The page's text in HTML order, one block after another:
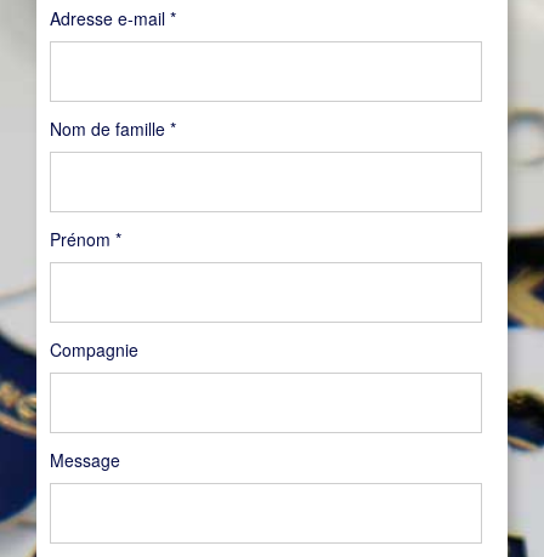
Nom de famille *
Prénom *
Compagnie
Message
Adresse e-mail *Obligatoire